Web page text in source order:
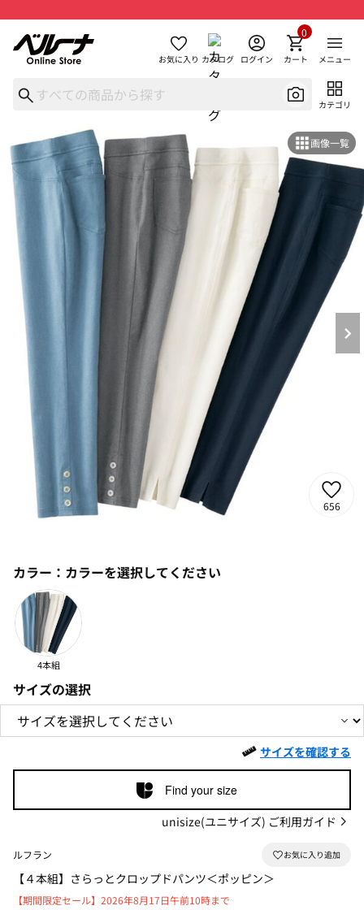
お気に入り カタログ ログイン カート
0
メニュー
カテゴリ
画像一覧
656
カラー： カラーを選択してください
4本組
サイズの選択
サイズを確認する
Find your size
unisize(ユニサイズ) ご利用ガイド
ルフラン
【４本組】さらっとクロップドパンツ＜ポッピン＞
【期間限定セール】2026年8月17日午前10時まで